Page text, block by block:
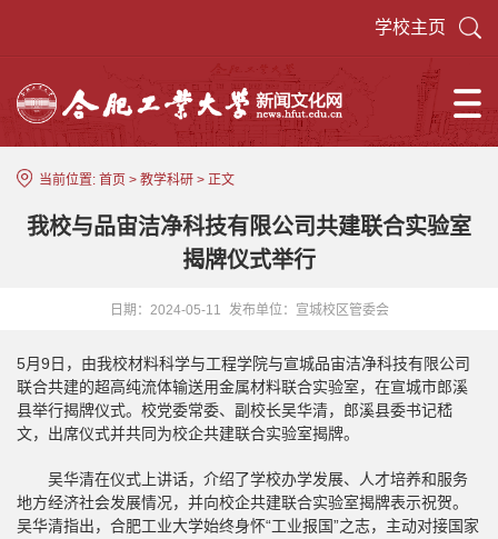
学校主页
当前位置: 首页 > 教学科研 > 正文
我校与品宙洁净科技有限公司共建联合实验室
揭牌仪式举行
日期：2024-05-11 发布单位：宣城校区管委会
5月9日，由我校材料科学与工程学院与宣城品宙洁净科技有限公司
联合共建的超高纯流体输送用金属材料联合实验室，在宣城市郎溪
县举行揭牌仪式。校党委常委、副校长吴华清，郎溪县委书记嵇
文，出席仪式并共同为校企共建联合实验室揭牌。
吴华清在仪式上讲话，介绍了学校办学发展、人才培养和服务
地方经济社会发展情况，并向校企共建联合实验室揭牌表示祝贺。
吴华清指出，合肥工业大学始终身怀“工业报国”之志，主动对接国家